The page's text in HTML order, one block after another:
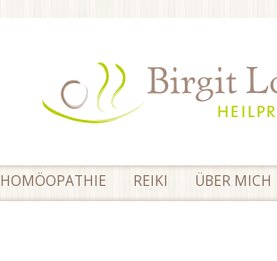
HOMÖOPATHIE REIKI ÜBER MICH